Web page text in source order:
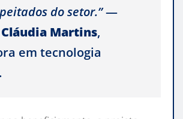
do setor.”—
Cláudia Martins,
em tecnologia